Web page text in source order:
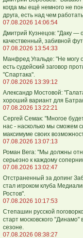
когда мы ещё немного не
друга, есть над чем
07.08.2026 14:06:54
Дмитрий Кузнецов: "Даку —
качественный, забивной
07.08.2026 13:54:33
Манфред Угальде: "Не могу
есть судейский заговор
"Спартака".
07.08.2026 13:39:12
Александр Мостовой:
хороший вариант для
07.08.2026 13:22:21
Сергей Семак: "Многое
нас - насколько мы сможем
максимуме своих
07.08.2026 13:07:13
Роман Вега: "Мы должны
серьезно к каждому
07.08.2026 13:02:47
Отстраненный за допинг
стал игроком клуба
Ростов".
07.08.2026 10:17:53
Степашин русской
старт московского "Динамо"
сезоне.
07.08.2026 08:38:27